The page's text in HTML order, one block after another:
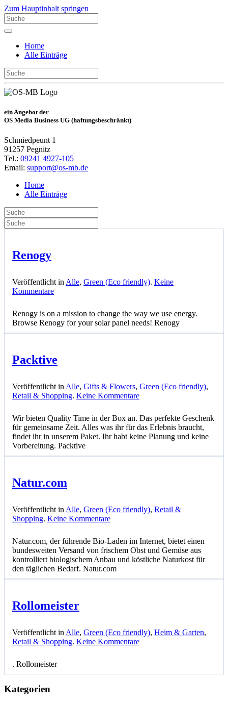
Zum Hauptinhalt springen
Home
Alle Einträge
ein Angebot der
OS Media Business UG (haftungsbeschränkt)
Schmiedpeunt 1
91257 Pegnitz
Tel.: 09241 4927-105
Email: support@os-mb.de
Home
Alle Einträge
Renogy
Veröffentlicht in Alle, Green (Eco friendly). Keine
Kommentarezu
Renogy is on a mission to change the way we use energy.
Browse Renogy for your solar panel needs! Renogy
Packtive
Veröffentlicht in Alle, Gifts & Flowers, Green (Eco friendly),
Retail & Shopping. Keine Kommentarezu
Wir bieten Quality Time in der Box an. Das perfekte Geschenk
für gemeinsame Zeit. Alles was ihr für das Erlebnis braucht,
findet ihr in unserem Paket. Ihr habt keine Planung und keine
Vorbereitung. Packtive
Natur.com
Veröffentlicht in Alle, Green (Eco friendly), Retail &
Shopping. Keine Kommentarezu
Natur.com, der führende Bio-Laden im Internet, bietet einen
bundesweiten Versand von frischem Obst und Gemüse aus
kontrolliert biologischem Anbau und köstliche Naturkost für
den täglichen Bedarf. Natur.com
Rollomeister
Veröffentlicht in Alle, Green (Eco friendly), Heim & Garten,
Retail & Shopping. Keine Kommentarezu
. Rollomeister
Kategorien